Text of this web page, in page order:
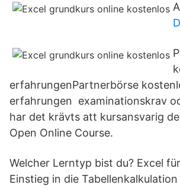
erfahrungenPartnerbörse
erfahrungen examinationskrav
har det krävts att kursansvarig
Open Online Course.
Welcher Lerntyp bist du? Excel
Einstieg in die Tabellenkalkulation